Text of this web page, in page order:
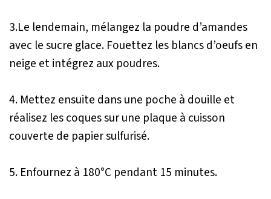
3.Le lendemain, mélangez la poudre d’amandes
avec le sucre glace. Fouettez les blancs d’oeufs en
neige et intégrez aux poudres.
4. Mettez ensuite dans une poche à douille et
réalisez les coques sur une plaque à cuisson
couverte de papier sulfurisé.
5. Enfournez à 180°C pendant 15 minutes.